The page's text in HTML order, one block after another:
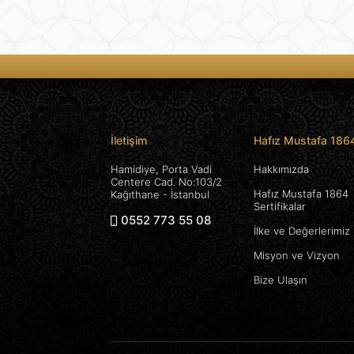
İletişim
Hamidiye, Porta Vadi
Centere Cad. No:103/2
Kağıthane - İstanbul
0552 773 55 08
Hafız Mustafa
Hakkımızda
Hafız Mustafa 1864
Sertifikalar
İlke ve Değerlerimiz
Misyon ve Vizyon
Bize Ulaşın